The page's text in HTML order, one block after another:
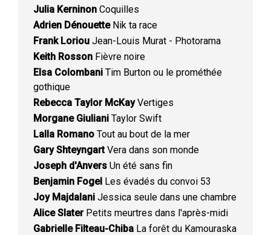
Julia Kerninon Coquilles
Adrien DénouetteNik ta race
Frank Loriou Jean-Louis Murat - Photorama
Keith Rosson Fièvre noire
Elsa Colombani Tim Burton ou le prométhée
gothique
Rebecca Taylor McKayVertiges
Morgane Giuliani Taylor Swift
Lalla Romano Tout au bout de la mer
Gary ShteyngartVera dans son monde
Joseph d'Anvers Un été sans fin
Benjamin Fogel Les évadés du convoi 53
Joy Majdalani Jessica seule dans une chambre
Alice SlaterPetits meurtres dans l'après-midi
Gabrielle Filteau-Chiba La forêt du Kamouraska